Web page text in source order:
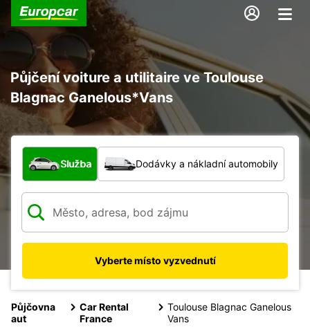
Půjčení voiture a utilitaire ve Toulouse
Blagnac Ganelous*Vans
Jaký typ vozidla?
Služba Dodávky a nákladní automobily
Vyberte místo vyzvednutí
Půjčovna
aut
Car Rental
France
Toulouse Blagnac Ganelous
Vans